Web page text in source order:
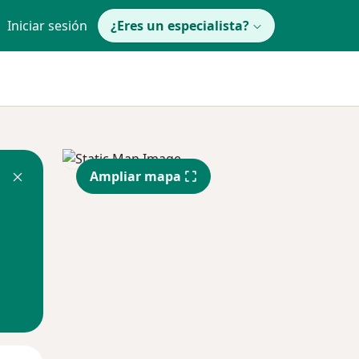
Iniciar sesión ¿Eres un especialista?
Ampliar mapa